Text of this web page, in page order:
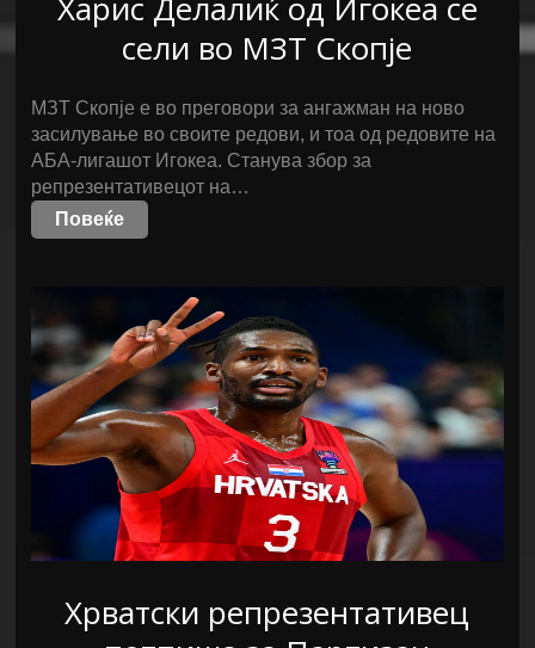
сели во МЗТ Скопје
МЗТ Скопје е во преговори за ангажман на ново
засилување во своите редови, и тоа од редовите на
АБА-лигашот Игокеа. Станува збор за
репрезентативецот на…
Повеќе
Хрватски репрезентативец